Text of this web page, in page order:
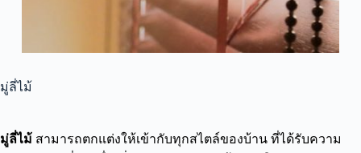
มู่ลี่ไม้
มู่ลี่ไม้ สามารถตกแต่งให้เข้ากับทุกสไตล์ของบ้าน ที่ได้รับความ